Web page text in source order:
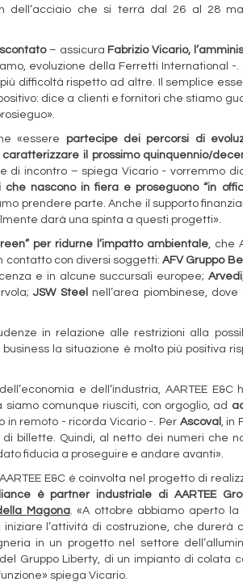
dell’acciaio che si terrà dal 26 al 28
– assicura Fabrizio Vicario,
evoluzione della Ferretti International -.
difficoltà rispetto ad altre. Il semplice
dice a clienti e fornitori che stiamo
«essere partecipe dei percorsi di
il prossimo quinquennio/
di incontro – spiega Vicario - vorremmo
che nascono in fiera e proseguono “in
prendere parte. Anche il supporto
darà una spinta a questi progetti».
per ridurne l’impatto ambientale, che
contatto con diversi soggetti:AFV Gruppo
e in alcune succursali europee;Arvedi
JSW Steel
nell’area piombinese, dove
in relazione alle restrizioni alla
la situazione è molto più positiva
e dell’industria, AARTEE E&C
comunque riusciti, con orgoglio, ad
in remoto - ricorda Vicario -. Per Ascoval , in
billette. Quindi, al netto dei numeri che
fiducia a proseguire e andare avanti».
E&C è coinvolta nel progetto di
è partner industriale di AARTEE
Magona. «A ottobre abbiamo aperto la
l’attività di costruzione, che durerà
in un progetto nel settore
Gruppo Liberty, di un impianto di colata
spiega Vicario.